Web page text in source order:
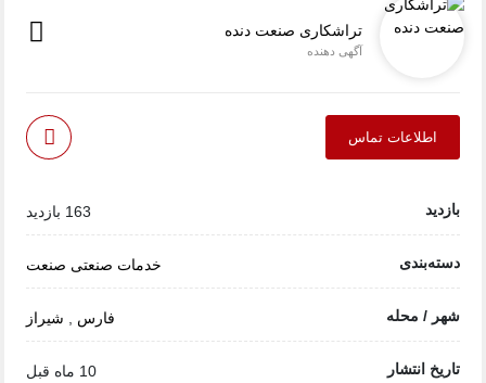
تراشکاری صنعت دنده
آگهی دهنده
اطلاعات تماس
بازدید 163 بازدید
دسته‌بندی خدمات صنعتی صنعت
شهر / محله فارس شیراز
تاریخ انتشار 10 ماه قبل